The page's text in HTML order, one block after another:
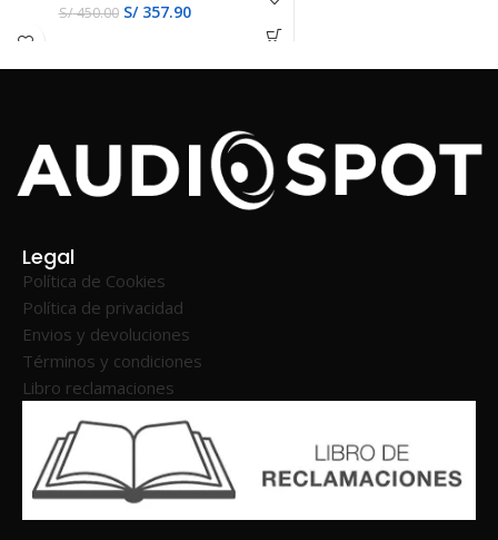
S/450.00 S/357.90
Legal
Política de Cookies
Política de privacidad
Envios y devoluciones
Términos y condiciones
Libro reclamaciones